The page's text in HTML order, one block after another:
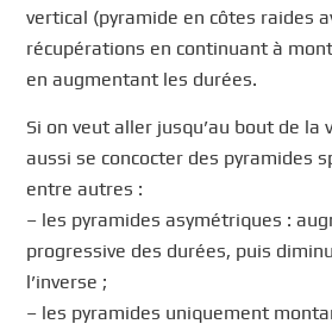
vertical (pyramide en côtes raides
récupérations en continuant à
en augmentant les durées.
Si on veut aller jusqu’au bout de la
aussi se concocter des pyramides
entre autres :
– les pyramides asymétriques :
progressive des durées, puis
l’inverse ;
– les pyramides uniquement